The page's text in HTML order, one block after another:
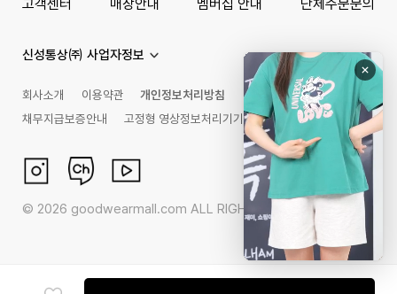
고객센터 매장안내 멤버십 안내 단체주문문의
신성통상㈜ 사업자정보
회사소개 이용약관
개인정보처리방침
채무지급보증안내
고정형 영상정보처리기기 운영관리 방침
© 2026 goodwearmall.com ALL RIGHTS RESERVED